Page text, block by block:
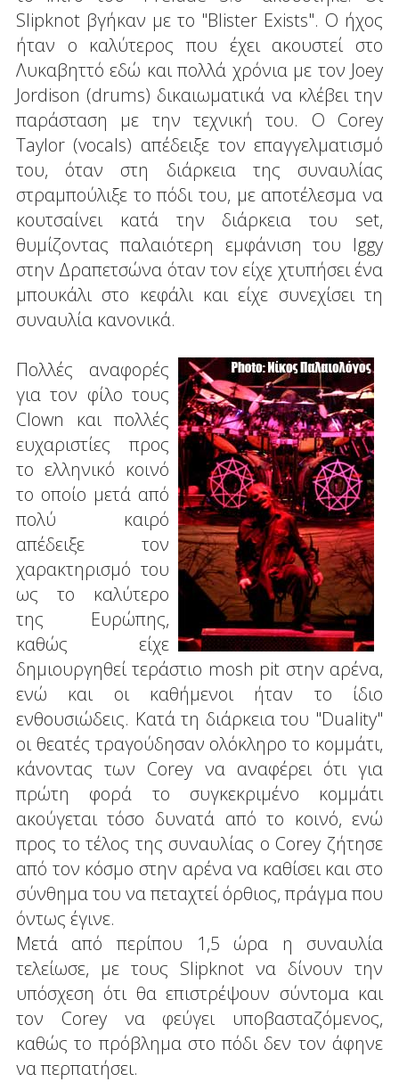
Slipknot βγήκαν με το "Blister Exists". O ήχος
ήταν ο καλύτερος που έχει ακουστεί στο
Λυκαβηττό εδώ και πολλά χρόνια με τον Joey
Jordison (drums) δικαιωματικά να κλέβει την
παράσταση με την τεχνική του. Ο Corey
Taylor (vocals) απέδειξε τον επαγγελματισμό
του, όταν στη διάρκεια της συναυλίας
στραμπούλιξε το πόδι του, με αποτέλεσμα να
κουτσαίνει κατά την διάρκεια του set,
θυμίζοντας παλαιότερη εμφάνιση του Iggy
στην Δραπετσώνα όταν τον είχε χτυπήσει ένα
μπουκάλι στο κεφάλι και είχε συνεχίσει τη
συναυλία κανονικά.
Πολλές αναφορές
για τον φίλο τους
Clown και πολλές
ευχαριστίες προς
το ελληνικό κοινό
το οποίο μετά από
πολύ καιρό
απέδειξε τον
χαρακτηρισμό του
ως το καλύτερο
της Ευρώπης,
καθώς είχε
δημιουργηθεί τεράστιο mosh pit στην αρένα,
ενώ και οι καθήμενοι ήταν το ίδιο
ενθουσιώδεις. Κατά τη διάρκεια του "Duality"
oι θεατές τραγούδησαν ολόκληρο το κομμάτι,
κάνοντας των Corey να αναφέρει ότι για
πρώτη φορά το συγκεκριμένο κομμάτι
ακούγεται τόσο δυνατά από το κοινό, ενώ
προς το τέλος της συναυλίας ο Corey ζήτησε
από τον κόσμο στην αρένα να καθίσει και στο
σύνθημα του να πεταχτεί όρθιος, πράγμα που
όντως έγινε.
Μετά από περίπου 1,5 ώρα η συναυλία
τελείωσε, με τους Slipknot να δίνουν την
υπόσχεση ότι θα επιστρέψουν σύντομα και
τον Corey να φεύγει υποβασταζόμενος,
καθώς το πρόβλημα στο πόδι δεν τον άφηνε
να περπατήσει.